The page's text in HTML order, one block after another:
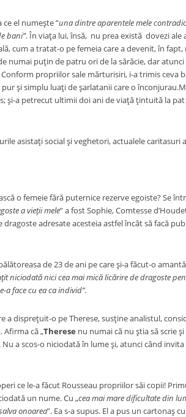
ce el numeşte ”una dintre aparentele mele
bani”. În viaţa lui, însă, nu prea există dovezi ale
cum a tratat-o pe femeia care a devenit, în
numai puţin de patru ori de la sărăcie, dar
propriilor sale mărturisiri, i-a trimis ceva
şi simplu luaţi de şarlatanii care o
şi-a petrecut ultimii doi ani de viaţă ţintuită la
asistaţi social şi veghetori, actualele caritasuri
femeie fără puternice rezerve egoiste? Se
a vieţii mele” a fost Sophie, Comtesse
dragoste adresate acesteia astfel încât să facă
de 23 de ani pe care şi-a făcut-o
niciodată nici cea mai mică licărire de dragoste
a face cu ea ca individ”.
o pe Therese, susţine analistul,
că „Therese nu numai că nu ştia să scrie
Nu a scos-o niciodată în lume şi, atunci când
le-a făcut Rousseau propriilor săi copii!
un nume. Cu „cea mai mare dificultate din
onoarea”. Ea s-a supus. El a pus un cartonaş